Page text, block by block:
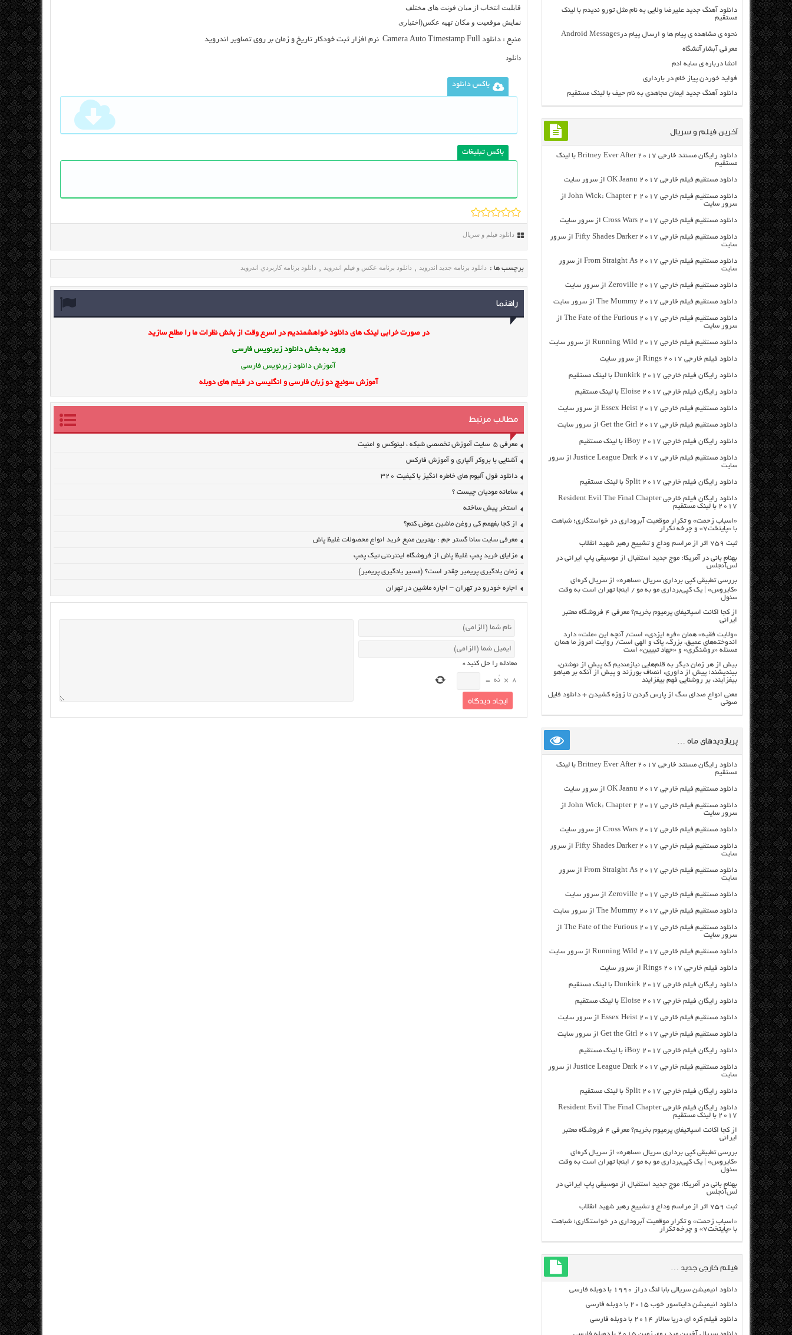
قابلیت انتخاب از میان فونت های مختلف
نمایش موقعیت و مکان تهیه عکس(اختیاری
منبع : دانلود Camera Auto Timestamp Full نرم افزار ثبت خودکار تاریخ و زمان بر روی تصاویر اندروید
دانلود
باکس دانلود
باکس تبلیغات
دانلود فیلم و سریال
برچسب ها : دانلود برنامه جديد اندرويد , دانلود برنامه عکس و فيلم اندرويد , دانلود برنامه کاربردي اندرويد
راهنما
در صورت خرابی لینک های دانلود خواهشمندیم در اسرع وقت از بخش نظرات ما را مطلع سازید
ورود به بخش دانلود زیرنویس فارسی
آموزش دانلود زیرنویس فارسی
آموزش سوئیچ دو زبان فارسی و انگلیسی در فیلم های دوبله
مطالب مرتبط
معرفی ۵ سایت آموزش تخصصی شبکه ، لینوکس و امنیت
آشنایی با بروکر آلپاری و آموزش فارکس
دانلود فول آلبوم های خاطره انگیز با کیفیت ۳۲۰
سامانه مودیان چیست ؟
استخر پیش ساخته
از کجا بفهمم کی روغن ماشین عوض کنم؟
معرفی سایت سانا گستر جم : بهترین منبع خرید انواع محصولات غلیظ پاش
مزایای خرید پمپ غلیظ پاش از فروشگاه اینترنتی تیک پمپ
زمان یادگیری پریمیر چقدر است؟ (مسیر یادگیری پریمیر)
اجاره خودرو در تهران – اجاره ماشین در تهران
معادله را حل کنید*
8
× نُه =
دانلود آهنگ جدید علیرضا ولایی به نام مثل تورو ندیدم با لینک
مستقیم
نحوه ی مشاهده ی پیام ها و ارسال پیام درAndroid Messages
معرفی آبشارآتشگاه
انشا درباره ی سایه ادم
فواید خوردن پیاز خام در بارداری
دانلود آهنگ جدید ایمان مجاهدی به نام حیف با لینک مستقیم
آخرین فیلم و سریال
دانلود رایگان مسنتد خارجی Britney Ever After 2017 با لینک
مستقیم
دانلود مستقیم فیلم خارجی OK Jaanu 2017 از سرور سایت
دانلود مستقیم فیلم خارجی John Wick: Chapter 2 2017 از
سرور سایت
دانلود مستقیم فیلم خارجی Cross Wars 2017 از سرور سایت
دانلود مستقیم فیلم خارجی Fifty Shades Darker 2017 از سرور
سایت
دانلود مستقیم فیلم خارجی From Straight As 2017 از سرور
سایت
دانلود مستقیم فیلم خارجی Zeroville 2017 از سرور سایت
دانلود مستقیم فیلم خارجی The Mummy 2017 از سرور سایت
دانلود مستقیم فیلم خارجی The Fate of the Furious 2017 از
سرور سایت
دانلود مستقیم فیلم خارجی Running Wild 2017 از سرور سایت
دانلود فیلم خارجی Rings 2017 از سرور سایت
دانلود رایگان فیلم خارجی Dunkirk 2017 با لینک مستقیم
دانلود رایگان فیلم خارجی Eloise 2017 با لینک مستقیم
دانلود مستقیم فیلم خارجی Essex Heist 2017 از سرور سایت
دانلود مستقیم فیلم خارجی Get the Girl 2017 از سرور سایت
دانلود رایگان فیلم خارجی iBoy 2017 با لینک مستقیم
دانلود مستقیم فیلم خارجی Justice League Dark 2017 از سرور
سایت
دانلود رایگان فیلم خارجی Split 2017 با لینک مستقیم
دانلود رایگان فیلم خارجی Resident Evil The Final Chapter
2017 با لینک مستقیم
«اسباب زحمت» و تکرار موقعیت آبروداری در خواستگاری؛ شباهت
با «پایتخت۷» و چرخه تکرار
ثبت ۷۵۹ اثر از مراسم وداع و تشییع رهبر شهید انقلاب
بهنام بانی در آمریکا: موج جدید استقبال از موسیقی پاپ ایرانی در
لس‌آنجلس
بررسی تطبیقی کپی برداری سریال «ساهره» از سریال کره‌ای
«کایروس» | یک کپی‌برداری مو به مو / اینجا تهران است به وقت
سئول
از کجا اکانت اسپاتیفای پرمیوم بخریم؟ معرفی ۴ فروشگاه معتبر
ایرانی
«ولایت فقیه» همان «فره ایزدی» است/ آنچه این «ملت» دارد
اندوخته‌های عمیق، بزرگ، پاک و الهی است/ روایت امروز ما همان
مسئله «روشنگری» و «جهاد تبیین» است
بیش از هر زمان دیگر به قلم‌هایی نیازمندیم که پیش از نوشتن،
بیندیشند؛ پیش از داوری، انصاف بورزند و پیش از آنکه بر هیاهو
بیفزایند، بر روشنایی فهم بیفزایند
معنی انواع صدای سگ از پارس کردن تا زوزه کشیدن + دانلود فایل
صوتی
پربازدیدهای ماه …
دانلود رایگان مسنتد خارجی Britney Ever After 2017 با لینک
مستقیم
دانلود مستقیم فیلم خارجی OK Jaanu 2017 از سرور سایت
دانلود مستقیم فیلم خارجی John Wick: Chapter 2 2017 از
سرور سایت
دانلود مستقیم فیلم خارجی Cross Wars 2017 از سرور سایت
دانلود مستقیم فیلم خارجی Fifty Shades Darker 2017 از سرور
سایت
دانلود مستقیم فیلم خارجی From Straight As 2017 از سرور
سایت
دانلود مستقیم فیلم خارجی Zeroville 2017 از سرور سایت
دانلود مستقیم فیلم خارجی The Mummy 2017 از سرور سایت
دانلود مستقیم فیلم خارجی The Fate of the Furious 2017 از
سرور سایت
دانلود مستقیم فیلم خارجی Running Wild 2017 از سرور سایت
دانلود فیلم خارجی Rings 2017 از سرور سایت
دانلود رایگان فیلم خارجی Dunkirk 2017 با لینک مستقیم
دانلود رایگان فیلم خارجی Eloise 2017 با لینک مستقیم
دانلود مستقیم فیلم خارجی Essex Heist 2017 از سرور سایت
دانلود مستقیم فیلم خارجی Get the Girl 2017 از سرور سایت
دانلود رایگان فیلم خارجی iBoy 2017 با لینک مستقیم
دانلود مستقیم فیلم خارجی Justice League Dark 2017 از سرور
سایت
دانلود رایگان فیلم خارجی Split 2017 با لینک مستقیم
دانلود رایگان فیلم خارجی Resident Evil The Final Chapter
2017 با لینک مستقیم
از کجا اکانت اسپاتیفای پرمیوم بخریم؟ معرفی ۴ فروشگاه معتبر
ایرانی
بررسی تطبیقی کپی برداری سریال «ساهره» از سریال کره‌ای
«کایروس» | یک کپی‌برداری مو به مو / اینجا تهران است به وقت
سئول
بهنام بانی در آمریکا: موج جدید استقبال از موسیقی پاپ ایرانی در
لس‌آنجلس
ثبت ۷۵۹ اثر از مراسم وداع و تشییع رهبر شهید انقلاب
«اسباب زحمت» و تکرار موقعیت آبروداری در خواستگاری؛ شباهت
با «پایتخت۷» و چرخه تکرار
فیلم خارجی جدید …
دانلود انیمیشن سریالی بابا لنگ دراز ۱۹۹۰ با دوبله فارسی
دانلود انیمیشن دایناسور خوب ۲۰۱۵ با دوبله فارسی
دانلود فیلم کره ای دریا سالار ۲۰۱۴ با دوبله فارسی